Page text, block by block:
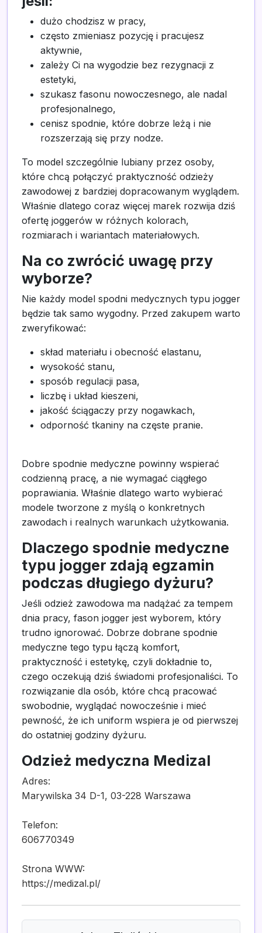
dużo chodzisz w pracy,
często zmieniasz pozycję i pracujesz
aktywnie,
zależy Ci na wygodzie bez rezygnacji z
estetyki,
szukasz fasonu nowoczesnego, ale nadal
profesjonalnego,
cenisz spodnie, które dobrze leżą i nie
rozszerzają się przy nodze.
To model szczególnie lubiany przez osoby,
które chcą połączyć praktyczność odzieży
zawodowej z bardziej dopracowanym wyglądem.
Właśnie dlatego coraz więcej marek rozwija dziś
ofertę joggerów w różnych kolorach,
rozmiarach i wariantach materiałowych.
Na co zwrócić uwagę przy
wyborze?
Nie każdy model spodni medycznych typu jogger
będzie tak samo wygodny. Przed zakupem warto
zweryfikować:
skład materiału i obecność elastanu,
wysokość stanu,
sposób regulacji pasa,
liczbę i układ kieszeni,
jakość ściągaczy przy nogawkach,
odporność tkaniny na częste pranie.
Dobre spodnie medyczne powinny wspierać
codzienną pracę, a nie wymagać ciągłego
poprawiania. Właśnie dlatego warto wybierać
modele tworzone z myślą o konkretnych
zawodach i realnych warunkach użytkowania.
Dlaczego spodnie medyczne
typu jogger zdają egzamin
podczas długiego dyżuru?
Jeśli odzież zawodowa ma nadążać za tempem
dnia pracy, fason jogger jest wyborem, który
trudno ignorować. Dobrze dobrane spodnie
medyczne tego typu łączą komfort,
praktyczność i estetykę, czyli dokładnie to,
czego oczekują dziś świadomi profesjonaliści. To
rozwiązanie dla osób, które chcą pracować
swobodnie, wyglądać nowocześnie i mieć
pewność, że ich uniform wspiera je od pierwszej
do ostatniej godziny dyżuru.
Odzież medyczna Medizal
Adres:
Marywilska 34 D-1, 03-228 Warszawa
Telefon:
606770349
Strona WWW:
https://medizal.pl/